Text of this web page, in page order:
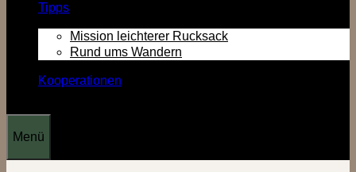
Tipps
Mission leichterer Rucksack
Rund ums Wandern
Kooperationen
Menü